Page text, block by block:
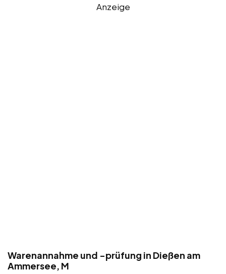
Anzeige
Warenannahme und -prüfung in Dießen am
Ammersee, M